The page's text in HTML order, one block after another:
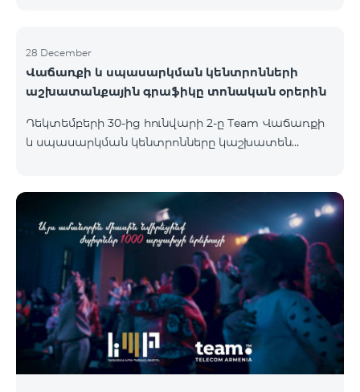
28 December
Վաճառքի և սպասարկման կենտրոնների
աշխատանքային գրաֆիկը տոնական օրերին
Դեկտեմբերի 30-ից hունվարի 2-ը Team Վաճառքի
և սպասարկման կենտրոնները կաշխատեն
Վաճառքի և սպասարկման կենտրոնի հասցեԿ
հասցե 30/12/2023 31/12/2023 1/1/2024 2/1/2024
Ամիրյան Ամիրյան փողոց 3 , 42 տարածք 09:00-
24:00 10:00-20:00 Հանգստյան Հանգստյան
Հյուսիսային պողոտա Հյուսիսային պողոտա 4 ,
տարածք 1/2 09:00-24:00 09:00-20:00 12:00-18:00
12:00-21:00 Փոքր Կենտրոն Աբովյա